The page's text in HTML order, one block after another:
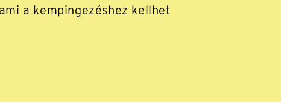
a kempingezéshez kellhet